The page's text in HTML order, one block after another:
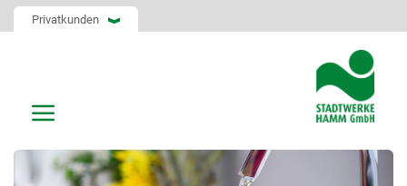
Privatkunden